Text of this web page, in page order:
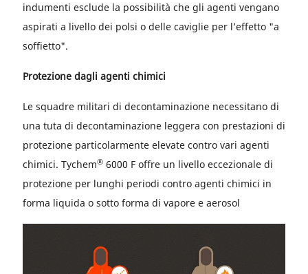
indumenti esclude la possibilità che gli agenti vengano
aspirati a livello dei polsi o delle caviglie per l’effetto "a
soffietto".
Protezione dagli agenti chimici
Le squadre militari di decontaminazione necessitano di
una tuta di decontaminazione leggera con prestazioni di
protezione particolarmente elevate contro vari agenti
chimici. Tychem® 6000 F offre un livello eccezionale di
protezione per lunghi periodi contro agenti chimici in
forma liquida o sotto forma di vapore e aerosol